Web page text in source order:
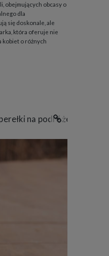
obejmujących obcasy o
dla
się doskonale, ale
która oferuje nie
kobiet o różnych
na podróże!